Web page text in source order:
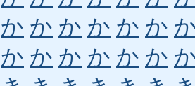
か か か か か か
か か か か か か